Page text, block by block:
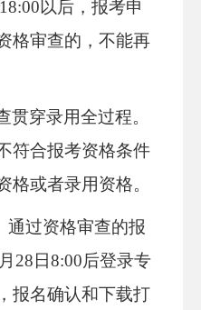
以后，报考申
格审查的，不能再
贯穿录用全过程。
符合报考资格条件
格或者录用资格。
通过资格审查的报
28日8:00后登录专
报名确认和下载打